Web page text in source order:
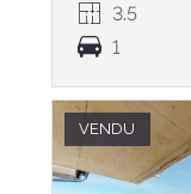
3.5
1
VENDU